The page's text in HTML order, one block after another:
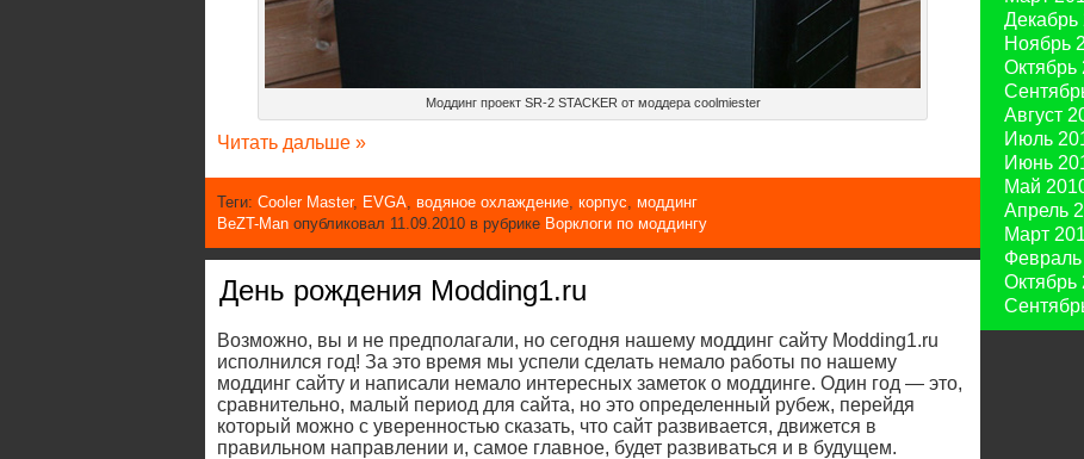
Декабрь
Ноябрь
Октябрь
Август
Июль
Июнь
Май
Апрель
Март
Октябрь
Моддинг проект SR-2 STACKER от моддера coolmiester
Читать дальше »
Теги: Cooler Master, EVGA, водяное охлаждение, корпус, моддинг
BeZT-Man опубликовал 11.09.2010 в рубрике Ворклоги по моддингу
День рождения Modding1.ru
Возможно, вы и не предполагали, но сегодня нашему моддинг сайту Modding1.ru
исполнился год! За это время мы успели сделать немало работы по нашему
моддинг сайту и написали немало интересных заметок о моддинге. Один год — это,
сравнительно, малый период для сайта, но это определенный рубеж, перейдя
который можно с уверенностью сказать, что сайт развивается, движется в
правильном направлении и, самое главное, будет развиваться и в будущем.